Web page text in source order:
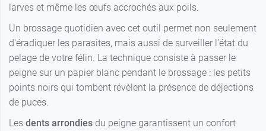
larves et même les œufs accrochés aux poils.
Un brossage quotidien avec cet outil permet non seulement
d'éradiquer les parasites, mais aussi de surveiller l'état du
pelage de votre félin. La technique consiste à passer le
peigne sur un papier blanc pendant le brossage : les petits
points noirs qui tombent révèlent la présence de déjections
de puces.
Les dents arrondies du peigne garantissent un confort